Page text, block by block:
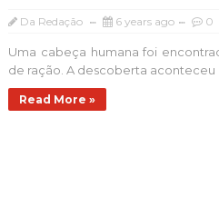
Da Redação 6 years ago 0
Uma cabeça humana foi
de ração. A descoberta aconteceu
Read More »